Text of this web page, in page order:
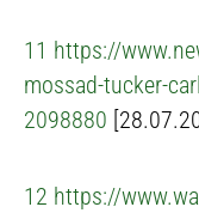
11 https://
mossad-tucker-
2098880
12 https://